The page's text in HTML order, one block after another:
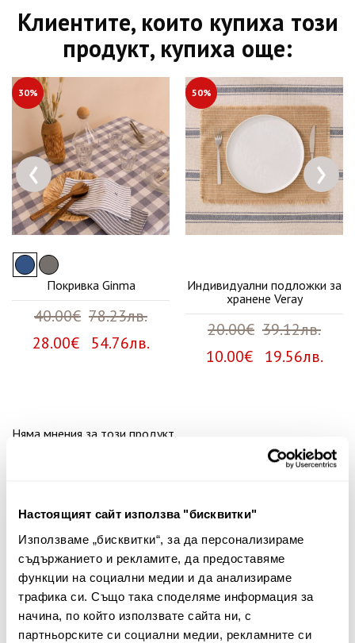
Настоящият сайт използва "бисквитки"
Използваме „бисквитки“, за да персонализираме
съдържанието и рекламите, да предоставяме
функции на социални медии и да анализираме
трафика си. Също така споделяме информация за
начина, по който използвате сайта ни, с
партньорските си социални медии, рекламните си
Клиентите, които купиха този
продукт, купиха още:
30%
Покривка Ginma
40.00€ 78.23лв.
28.00€ 54.76лв.
50%
Индивидуални подложки за
хранене Veray
20.00€ 39.12лв.
10.00€ 19.56лв.
‹ ›
Няма мнения за този продукт.
Споделете Вашето мнение
Вашият коментар: